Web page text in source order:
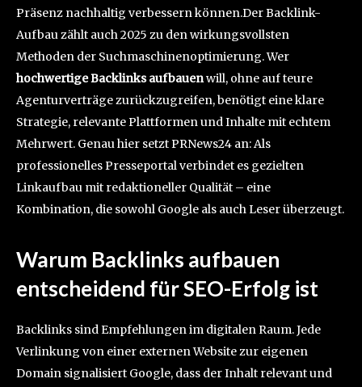
Präsenz nachhaltig verbessern können.Der Backlink-
Aufbau zählt auch 2025 zu den wirkungsvollsten
Methoden der Suchmaschinenoptimierung. Wer
hochwertige Backlinks aufbauenwill, ohne auf teure
Agenturverträge zurückzugreifen, benötigt eine klare
Strategie, relevante Plattformen und Inhalte mit echtem
Mehrwert. Genau hier setzt PRNews24 an: Als
professionelles Presseportal verbindet es gezielten
Linkaufbau mit redaktioneller Qualität – eine
Kombination, die sowohl Google als auch Leser überzeugt.
Warum Backlinks aufbauen
entscheidend für SEO-Erfolg ist
Backlinks sind Empfehlungen im digitalen Raum. Jede
Verlinkung von einer externen Website zur eigenen
Domain signalisiert Google, dass der Inhalt relevant und